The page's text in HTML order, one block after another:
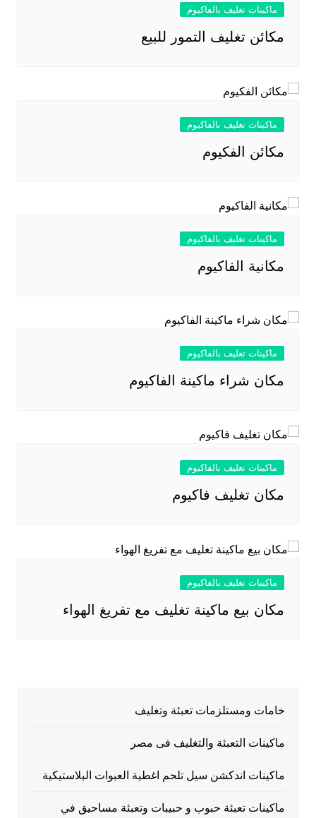
ماكينات تغليف بالفاكيوم
مكائن تغليف التمور للبيع
ماكينات تغليف بالفاكيوم
مكائن الفكيوم
ماكينات تغليف بالفاكيوم
مكانية الفاكيوم
ماكينات تغليف بالفاكيوم
مكان شراء ماكينة الفاكيوم
ماكينات تغليف بالفاكيوم
مكان تغليف فاكيوم
ماكينات تغليف بالفاكيوم
مكان بيع ماكينة تغليف مع تفريغ الهواء
خامات ومستلزمات تعبئة وتغليف
ماكينات التعبئة والتغليف فى مصر
ماكينات اندكشن سيل تلحم اغطية العبوات البلاستيكية
ماكينات تعبئة حبوب و حبيبات وتعبئة مساحيق في